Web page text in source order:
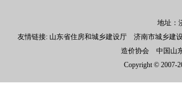
地址：
友情链接: 山东省住房和城乡建设厅
济南市城乡建
造价协会
中国山
Copyright © 2007-